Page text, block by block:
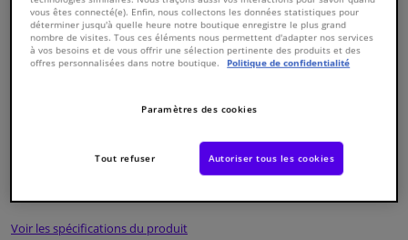
Fenêtres & accessoires
Atelier & outils
8715616136099
Voir les spécifications du produit
vous êtes connecté(e). Enfin, nous collectons les données statistiques pour
déterminer jusqu'à quelle heure notre boutique enregistre le plus grand
nombre de visites. Tous ces éléments nous permettent d'adapter nos services
à vos besoins et de vous offrir une sélection pertinente des produits et des
offres personnalisées dans notre boutique.
Politique de confidentialité
Paramètres des cookies
Tout refuser Autoriser tous les cookies